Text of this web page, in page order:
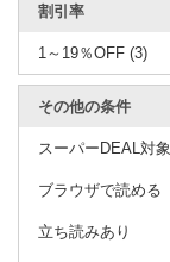
割引率
1～19％OFF (3)
その他の条件
スーパーDEAL対象
ブラウザで読める
立ち読みあり